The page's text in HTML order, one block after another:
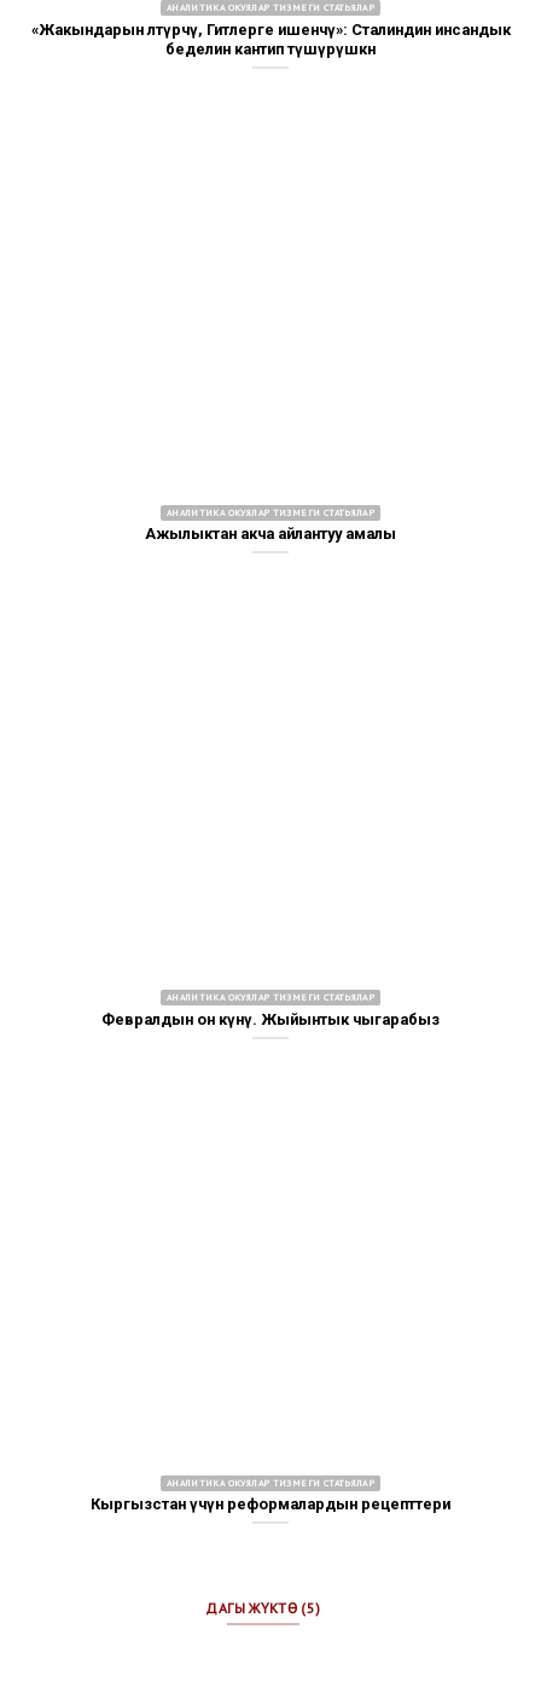
АНАЛИТИКА ОКУЯЛАР ТИЗМЕГИ СТАТЬЯЛАР
«Жакындарын өлтүрчү, Гитлерге ишенчү»: Сталиндин инсандык
беделин кантип түшүрүшкөн
АНАЛИТИКА ОКУЯЛАР ТИЗМЕГИ СТАТЬЯЛАР
Ажылыктан акча айлантуу амалы
АНАЛИТИКА ОКУЯЛАР ТИЗМЕГИ СТАТЬЯЛАР
Февралдын он күнү. Жыйынтык чыгарабыз
АНАЛИТИКА ОКУЯЛАР ТИЗМЕГИ СТАТЬЯЛАР
Кыргызстан үчүн реформалардын рецепттери
ДАГЫ ЖҮКТӨ (5)